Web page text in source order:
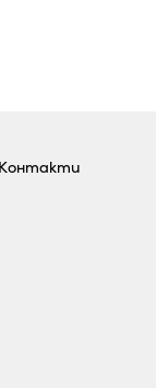
Контакти